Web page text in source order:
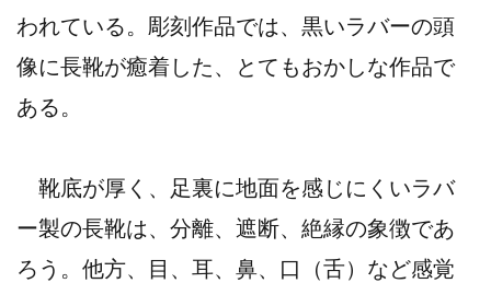
われている。彫刻作品では、黒いラバーの頭
像に長靴が癒着した、とてもおかしな作品で
ある。
靴底が厚く、足裏に地面を感じにくいラバ
ー製の長靴は、分離、遮断、絶縁の象徴であ
ろう。他方、目、耳、鼻、口（舌）など感覚